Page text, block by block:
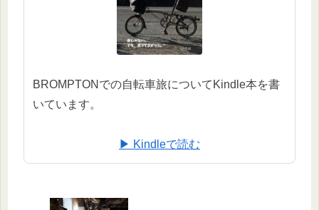
BROMPTONでの自転車旅についてKindle本を書
いています。
▶ Kindleで読む